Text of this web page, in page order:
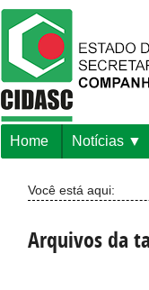
Home Notícias
Você está aqui:
Arquivos da